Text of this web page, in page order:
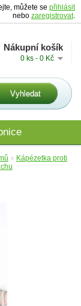
můžete se přihlásit
nebo zaregistrovat.
Nákupní košík
0 ks - 0 Kč
» Kápézetka proti